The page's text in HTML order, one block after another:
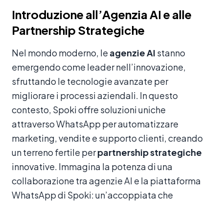
Introduzione all’Agenzia AI e alle
Partnership Strategiche
Nel mondo moderno, le agenzie AI stanno
emergendo come leader nell’innovazione,
sfruttando le tecnologie avanzate per
migliorare i processi aziendali. In questo
contesto, Spoki offre soluzioni uniche
attraverso WhatsApp per automatizzare
marketing, vendite e supporto clienti, creando
un terreno fertile perpartnership strategiche
innovative. Immagina la potenza di una
collaborazione tra agenzie AI e la piattaforma
WhatsApp di Spoki: un’accoppiata che